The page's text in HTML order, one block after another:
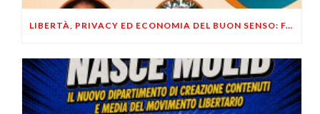
LIBERTÀ, PRIVACY ED ECONOMIA DEL BUON SENSO: FACCO E MUSUMECI A CASALECCHIO DI RENO (BO)